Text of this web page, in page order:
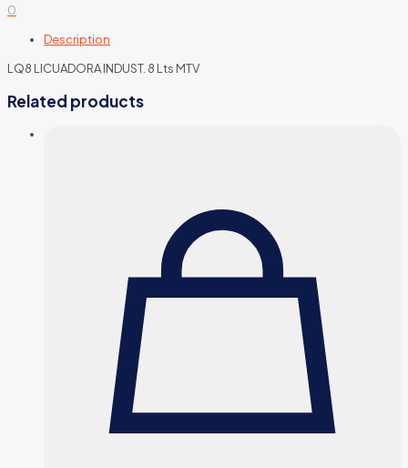
0
Description
LQ8 LICUADORA INDUST. 8 Lts MTV
Related products